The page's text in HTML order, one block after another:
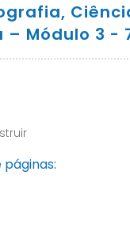
Módulo 3 -
páginas: